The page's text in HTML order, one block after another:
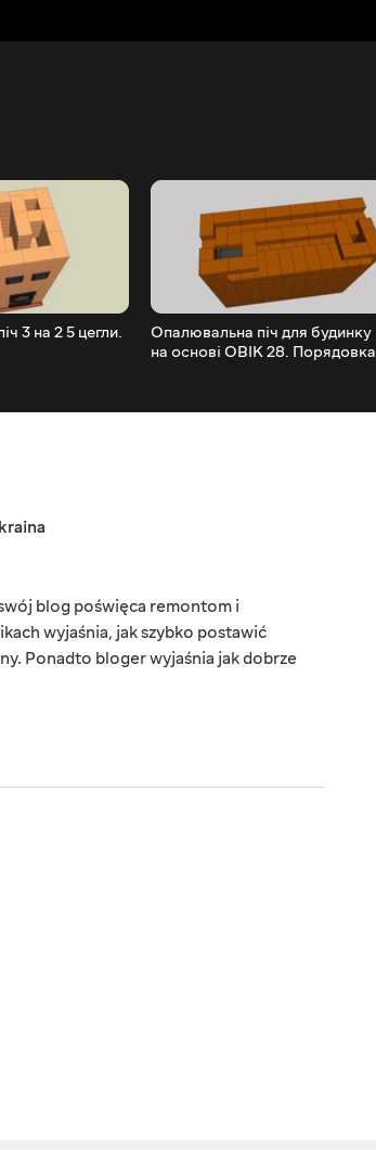
3 на 2 5 цегли.
Опалювальна піч для будинку
на основі ОВІК 28. Порядовка
blog poświęca remontom i
wyjaśnia, jak szybko postawić
Ponadto bloger wyjaśnia jak dobrze